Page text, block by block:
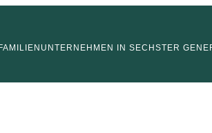
FAMILIENUNTERNEHMEN IN SECHSTER